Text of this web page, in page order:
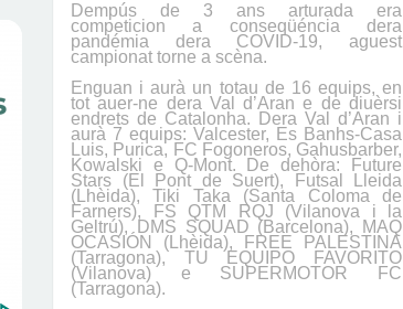
Dempús de 3 ans arturada era
competicion a conseqüéncia dera
pandémia dera COVID-19, aguest
campionat torne a scèna.
Enguan i aurà un totau de 16 equips, en
tot auer-ne dera Val d’Aran e de diuèrsi
endrets de Catalonha. Dera Val d’Aran i
aurà 7 equips: Valcester, Es Banhs-Casa
Luis, Purica, FC Fogoneros, Gahusbarber,
Kowalski e Q-Mont. De dehòra: Future
Stars (El Pont de Suert), Futsal Lleida
(Lhèida), Tiki Taka (Santa Coloma de
Farners), FS QTM RQJ (Vilanova i la
Geltrú), DMS SQUAD (Barcelona), MAQ
OCASIÓN (Lhèida), FREE PALESTINA
(Tarragona), TU EQUIPO FAVORITO
(Vilanova) e SUPERMOTOR FC
(Tarragona).